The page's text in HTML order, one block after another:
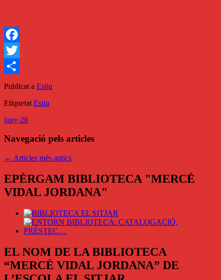
Facebook
Twitter
Comparteix
Publicat a Estiu
Etiquetat Estiu
juny·28
Navegació pels articles
← Articles més antics
EPÈRGAM BIBLIOTECA "MERCÈ
VIDAL JORDANA"
EL NOM DE LA BIBLIOTECA
“MERCÈ VIDAL JORDANA” DE